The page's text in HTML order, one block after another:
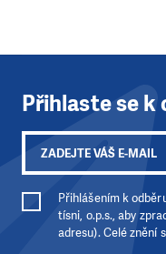
LÍBÍ SE
Abychom mohli
Přihlaste se
Přihlášením k
tísni, o.p.s., aby
adresu). Celé znění